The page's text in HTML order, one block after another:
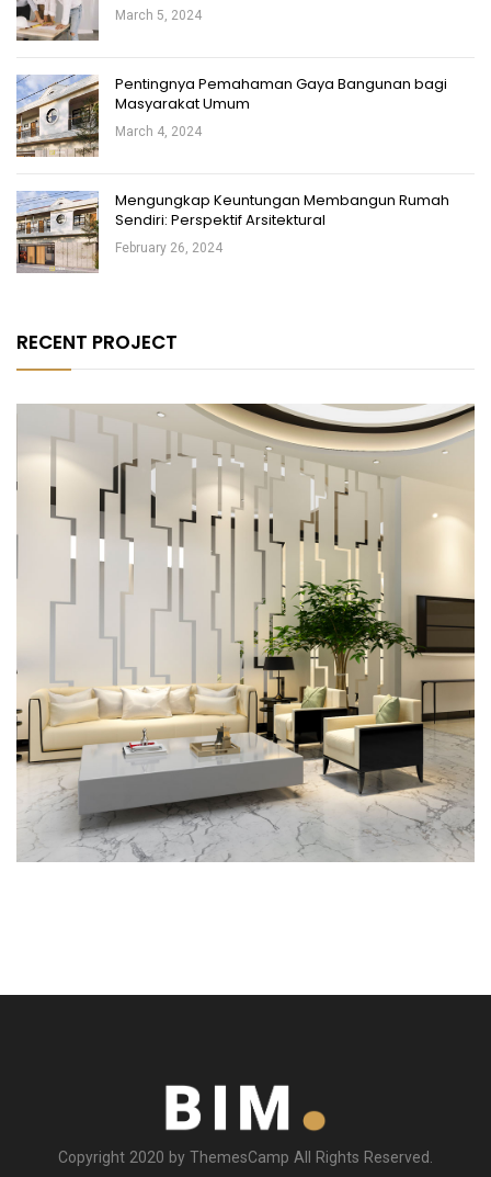
March 5, 2024
Pentingnya Pemahaman Gaya Bangunan bagi
Masyarakat Umum
March 4, 2024
Mengungkap Keuntungan Membangun Rumah
Sendiri: Perspektif Arsitektural
February 26, 2024
RECENT PROJECT
Copyright 2020 by ThemesCamp All Rights Reserved.